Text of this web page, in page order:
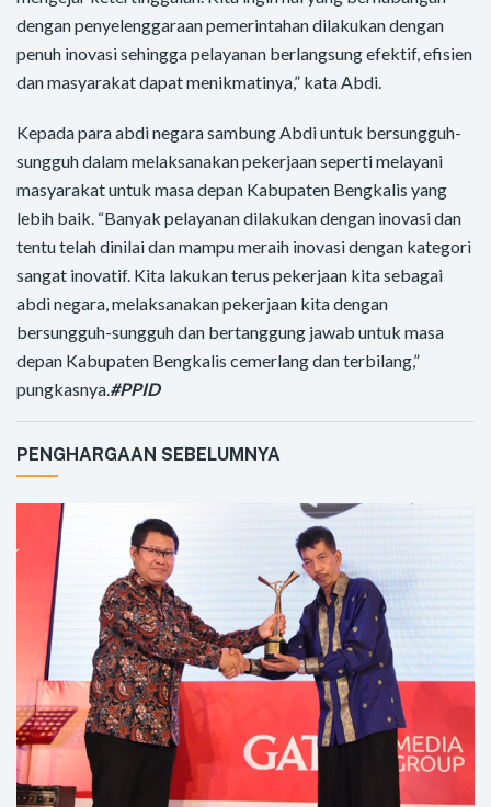
dengan penyelenggaraan pemerintahan dilakukan dengan
penuh inovasi sehingga pelayanan berlangsung efektif, efisien
dan masyarakat dapat menikmatinya,” kata Abdi.
Kepada para abdi negara sambung Abdi untuk bersungguh-
sungguh dalam melaksanakan pekerjaan seperti melayani
masyarakat untuk masa depan Kabupaten Bengkalis yang
lebih baik. “Banyak pelayanan dilakukan dengan inovasi dan
tentu telah dinilai dan mampu meraih inovasi dengan kategori
sangat inovatif. Kita lakukan terus pekerjaan kita sebagai
abdi negara, melaksanakan pekerjaan kita dengan
bersungguh-sungguh dan bertanggung jawab untuk masa
depan Kabupaten Bengkalis cemerlang dan terbilang,”
pungkasnya.#PPID
PENGHARGAAN SEBELUMNYA